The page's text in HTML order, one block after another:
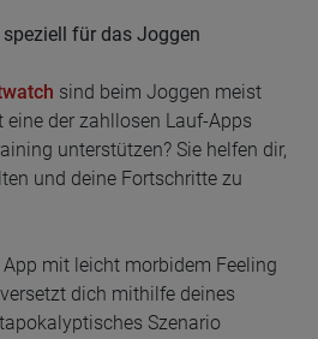
für das Joggen
sind beim Joggen meist
der zahllosen Lauf-Apps
unterstützen? Sie helfen dir,
und deine Fortschritte zu
mit leicht morbidem Feeling
versetzt dich mithilfe deines
Szenario